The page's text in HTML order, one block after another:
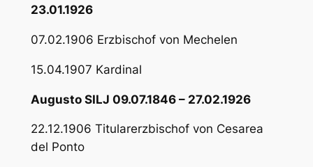
23.01.1926
07.02.1906 Erzbischof von Mechelen
15.04.1907 Kardinal
Augusto SILJ 09.07.1846 – 27.02.1926
22.12.1906 Titularerzbischof von Cesarea
del Ponto